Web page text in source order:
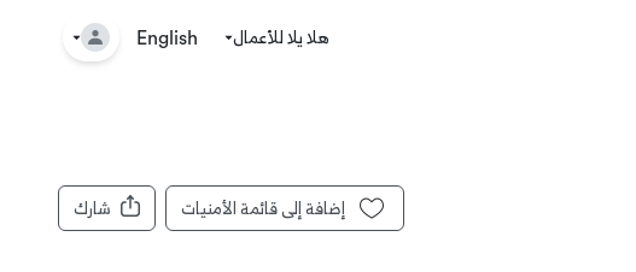
🤘
هلا يلا للأعمال English
شارك
إضافة إلى قائمة الأمنيات